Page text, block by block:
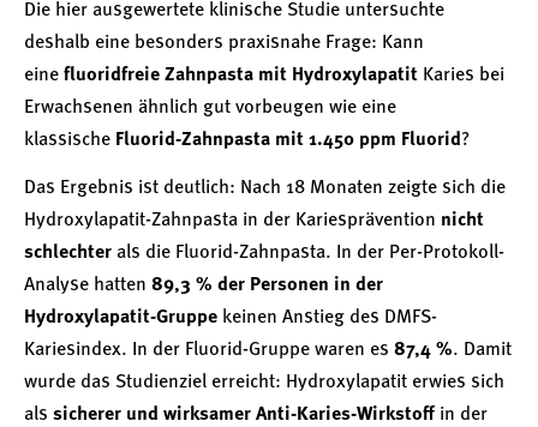
Die hier ausgewertete klinische Studie untersuchte
deshalb eine besonders praxisnahe Frage: Kann
eine fluoridfreie Zahnpasta mit Hydroxylapatit Karies bei
Erwachsenen ähnlich gut vorbeugen wie eine
klassische Fluorid-Zahnpasta mit 1.450 ppm Fluorid?
Das Ergebnis ist deutlich: Nach 18 Monaten zeigte sich die
Hydroxylapatit-Zahnpasta in der Kariesprävention nicht
schlechter als die Fluorid-Zahnpasta. In der Per-Protokoll-
Analyse hatten 89,3 % der Personen in der
Hydroxylapatit-Gruppe keinen Anstieg des DMFS-
Kariesindex. In der Fluorid-Gruppe waren es 87,4 %. Damit
wurde das Studienziel erreicht: Hydroxylapatit erwies sich
als sicherer und wirksamer Anti-Karies-Wirkstoff in der